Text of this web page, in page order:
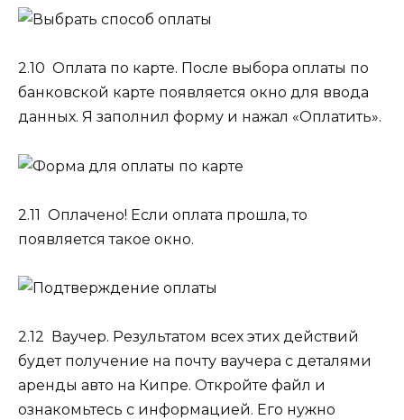
2.10 Оплата по карте. После выбора оплаты по
банковской карте появляется окно для ввода
данных. Я заполнил форму и нажал «Оплатить».
2.11 Оплачено! Если оплата прошла, то
появляется такое окно.
2.12 Ваучер. Результатом всех этих действий
будет получение на почту ваучера с деталями
аренды авто на Кипре. Откройте файл и
ознакомьтесь с информацией. Его нужно